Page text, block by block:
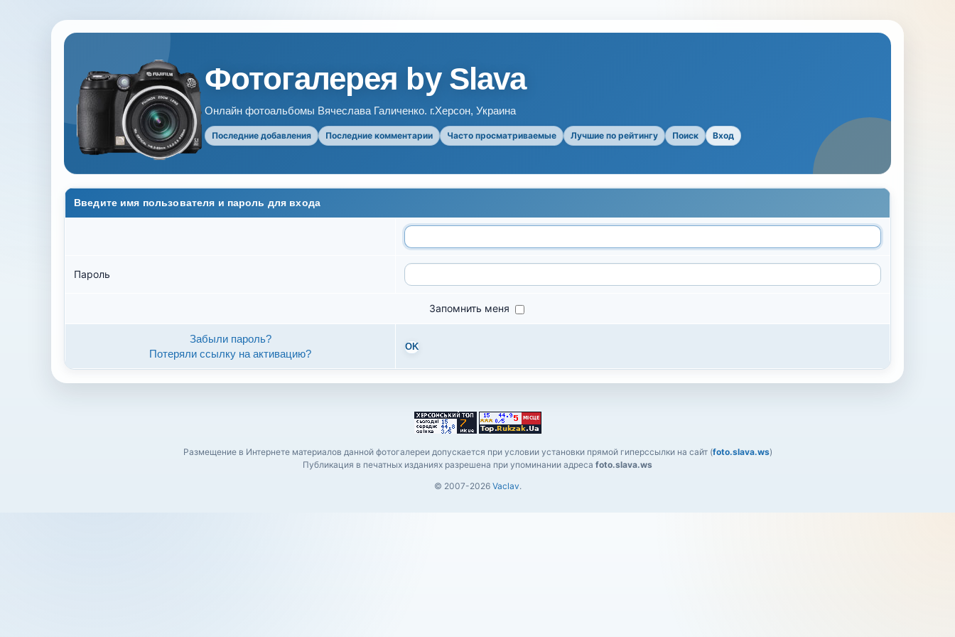
Фотогалерея by Slava
Онлайн фотоальбомы Вячеслава Галиченко. г.Херсон, Украина
Последние добавления Последние комментарии Часто просматриваемые Лучшие по рейтингу Поиск Вход
Введите имя пользователя и пароль для входа
Пароль
Запомнить меня
Забыли пароль?
Потеряли ссылку на активацию?
OK
Размещение в Интернете материалов данной фотогалереи допускается при условии установки прямой гиперссылки на сайт (foto.slava.ws)
Публикация в печатных изданиях разрешена при упоминании адреса foto.slava.ws
© 2007-2026 Vaclav.